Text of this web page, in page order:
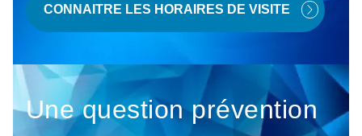
CONNAITRE LES HORAIRES DE VISITE
Une question prévention